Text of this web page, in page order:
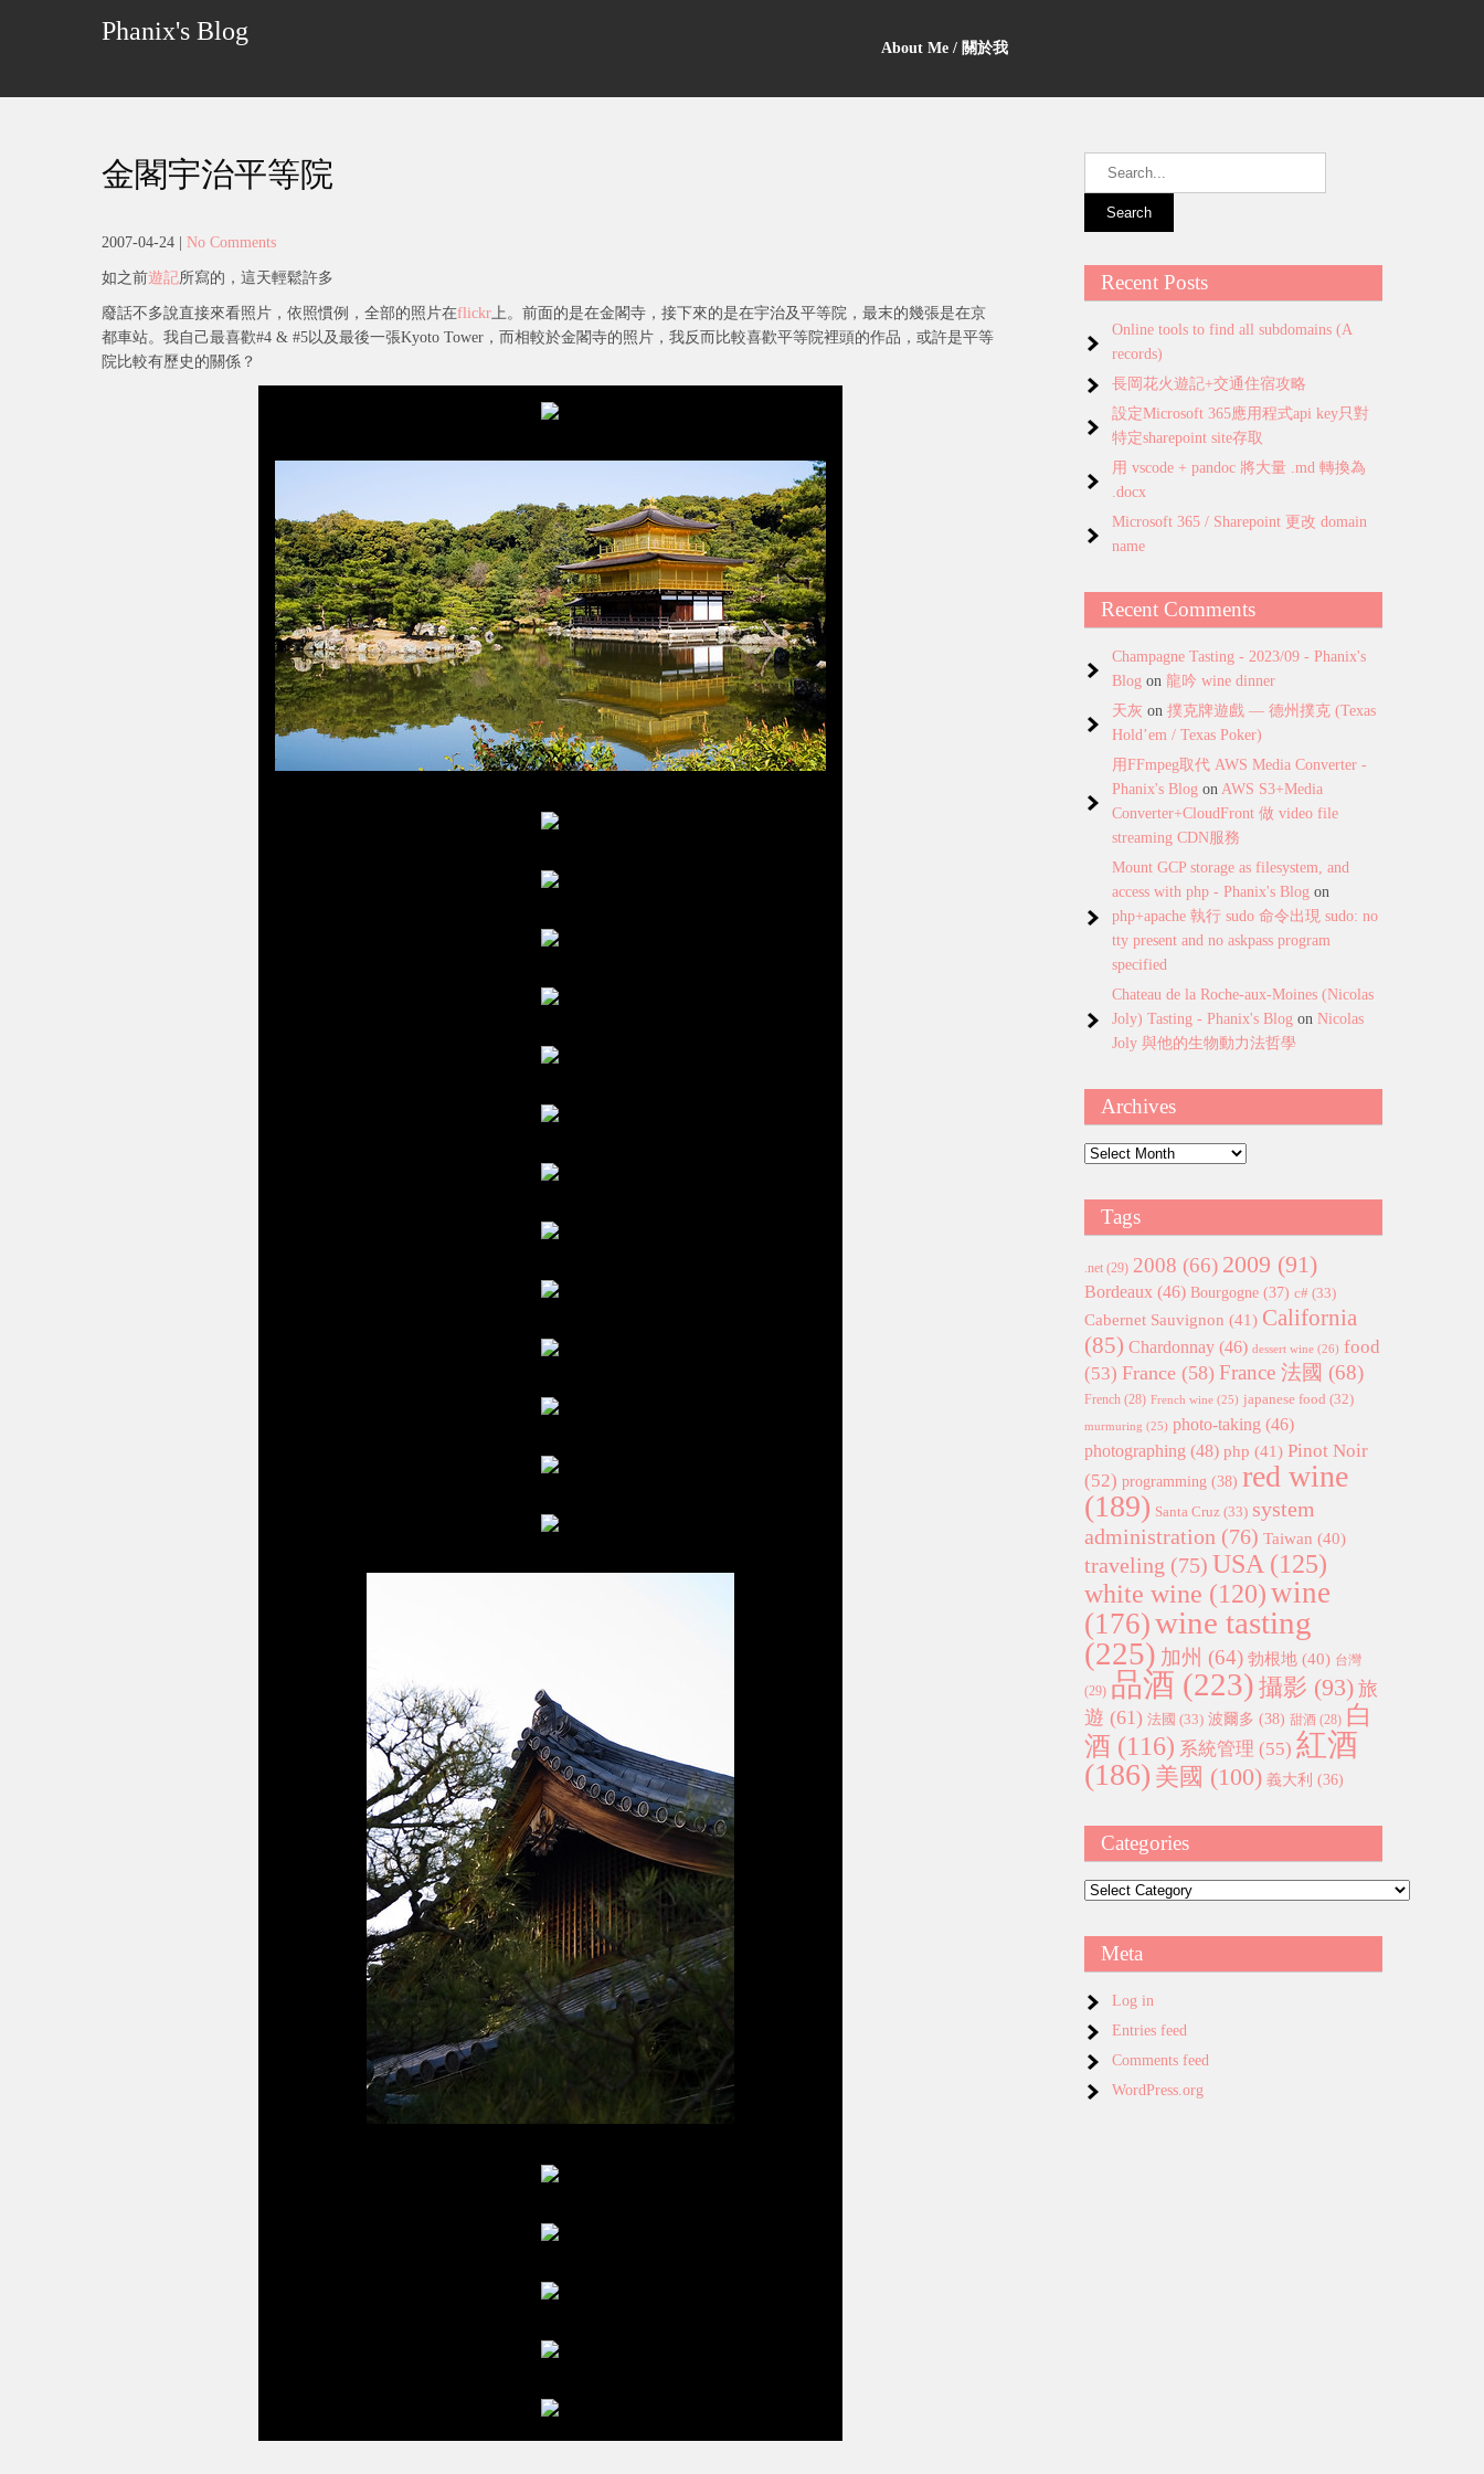
Phanix's Blog
About Me / 關於我
金閣宇治平等院
2007-04-24 No Comments
如之前遊記所寫的，這天輕鬆許多
廢話不多說直接來看照片，依照慣例，全部的照片在flickr上。前面的是在金閣寺，接下來的是在宇治及平等院，最末的幾張是在京
都車站。我自己最喜歡#4 & #5以及最後一張Kyoto Tower，而相較於金閣寺的照片，我反而比較喜歡平等院裡頭的作品，或許是平等
院比較有歷史的關係？
Recent Posts
Online tools to find all subdomains (A
records)
長岡花火遊記+交通住宿攻略
設定Microsoft 365應用程式api key只對
特定sharepoint site存取
用 vscode + pandoc 將大量 .md 轉換為
.docx
Microsoft 365 / Sharepoint 更改 domain
name
Recent Comments
Champagne Tasting - 2023/09 - Phanix's
Blog on 龍吟 wine dinner
天灰 on 撲克牌遊戲 — 德州撲克 (Texas
Hold’em / Texas Poker)
用FFmpeg取代 AWS Media Converter -
Phanix's Blog on AWS S3+Media
Converter+CloudFront 做 video file
streaming CDN服務
Mount GCP storage as filesystem, and
access with php - Phanix's Blog on
php+apache 執行 sudo 命令出現 sudo: no
tty present and no askpass program
specified
Chateau de la Roche-aux-Moines (Nicolas
Joly) Tasting - Phanix's Blog on Nicolas
Joly 與他的生物動力法哲學
Archives
Archives
Tags
.net (29) 2008 (66) 2009 (91)
Bordeaux (46) Bourgogne (37) c# (33)
Cabernet Sauvignon (41) California
(85) Chardonnay (46) dessert wine (26) food
(53) France (58) France 法國 (68)
French (28) French wine (25) japanese food (32)
murmuring (25) photo-taking (46)
photographing (48) php (41) Pinot Noir
(52) programming (38) red wine
(189) Santa Cruz (33) system
administration (76) Taiwan (40)
traveling (75) USA (125)
white wine (120)wine
(176)wine tasting
(225) 加州 (64) 勃根地 (40) 台灣
(29) 品酒 (223) 攝影 (93) 旅
遊 (61) 法國 (33) 波爾多 (38) 甜酒 (28) 白
酒 (116) 系統管理 (55) 紅酒
(186) 美國 (100) 義大利 (36)
Categories
Categories
Meta
Log in
Entries feed
Comments feed
WordPress.org